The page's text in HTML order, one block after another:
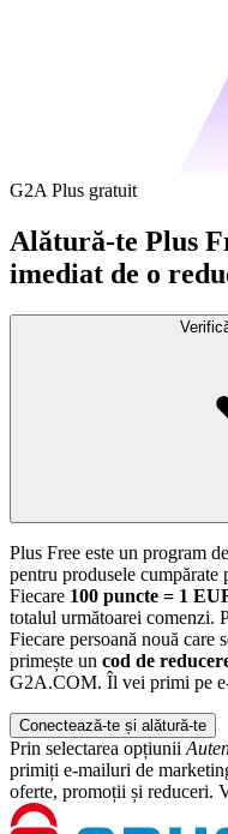
G2A Plus gratuit
Alătură-te Plus
imediat de o
Plus Free este un program
pentru produsele
Fiecare 100 puncte = 1
totalul următoarei comenzi.
Fiecare persoană nouă care
primește un cod de
G2A.COM. Îl vei primi pe
Conectează-te și alătură-te
Prin selectarea opțiunii
primiți e-mailuri de
oferte, promoții și reduceri.